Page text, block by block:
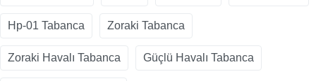
Hp-01 Tabanca Zoraki Tabanca
Zoraki Havalı Tabanca Güçlü Havalı Tabanca